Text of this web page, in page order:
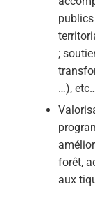
;
…),
forêt,
aux